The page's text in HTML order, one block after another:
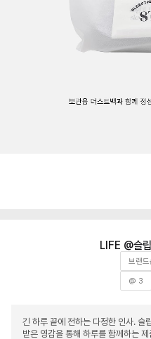
슬
브랜드
@ 3
긴 하루 끝에 전하는 다정한 인사. 슬
받은 영감을 통해 하루를 함께하는